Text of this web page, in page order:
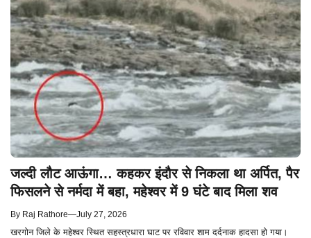
जल्दी लौट आऊंगा… कहकर इंदौर से निकला था अर्पित, पैर
फिसलने से नर्मदा में बहा, महेश्वर में 9 घंटे बाद मिला शव
By Raj Rathore—July 27, 2026
खरगोन जिले के महेश्वर स्थित सहस्त्रधारा घाट पर रविवार शाम दर्दनाक हादसा हो गया।